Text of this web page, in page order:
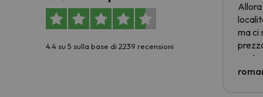
4.4 su 5 sulla base di 2239 recensioni
Allora
ma ci